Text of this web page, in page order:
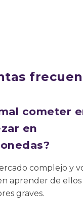
cometer
en
complejo y
aprender de ellos
graves.